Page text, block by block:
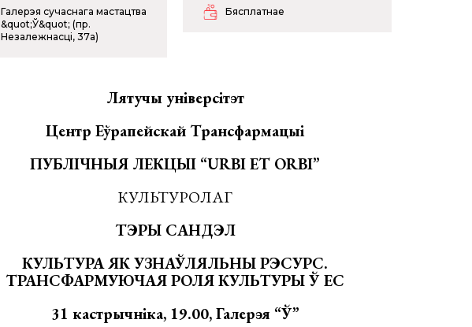
Галерэя сучаснага мастацтва
&quot;Ў&quot; (пр.
Незалежнасці, 37а)
Бясплатнае
Лятучыуніверсітэт
Центр Еўрапейскай Трансфармацыі
ПУБЛІЧНЫЯ ЛЕКЦЫІ “URBIET ORBI”
КУЛЬТУРОЛАГ
ТЭРЫСАНДЭЛ
КУЛЬТУРАЯКУЗНАЎЛЯЛЬНЫРЭСУРС.
ТРАНСФАРМУЮЧАЯ РОЛЯКУЛЬТУРЫЎЕС
31 кастрычніка, 19.00,Галерэя “Ў”